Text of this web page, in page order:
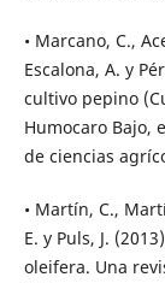
• Marcano, C.,
Escalona, A. y
cultivo pepino
Humocaro Bajo,
de ciencias
• Martín, C.,
E. y Puls, J.
oleifera. Una